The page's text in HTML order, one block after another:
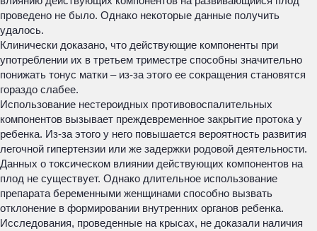
проведено не было. Однако некоторые данные получить
удалось.
Клинически доказано, что действующие компоненты при
употреблении их в третьем триместре способны значительно
понижать тонус матки – из-за этого ее сокращения становятся
гораздо слабее.
Использование нестероидных противовоспалительных
компонентов вызывает преждевременное закрытие протока у
ребенка. Из-за этого у него повышается вероятность развития
легочной гипертензии или же задержки родовой деятельности.
Данных о токсическом влиянии действующих компонентов на
плод не существует. Однако длительное использование
препарата беременными женщинами способно вызвать
отклонение в формировании внутренних органов ребенка.
Исследования, проведенные на крысах, не доказали наличия